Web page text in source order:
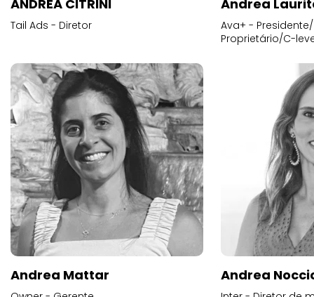
ANDREA CITRINI
Tail Ads - Diretor
Andrea
Ava+ -
Proprietário/C-
Andrea Mattar Andrea